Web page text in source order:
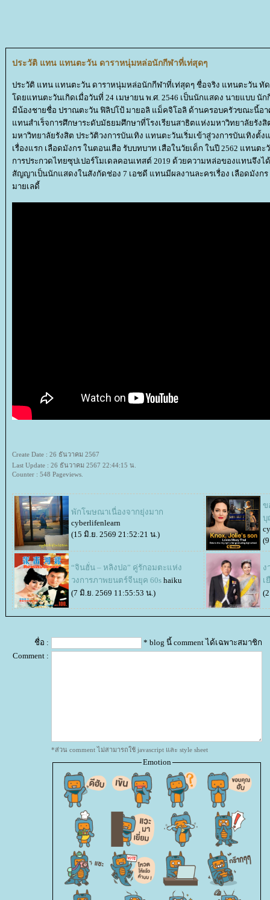
ประวัติ แทน แทนตะวัน ดาราหนุ่มหล่อนักกีฬาที่เท่สุดๆ
ประวัติ แทน แทนตะวัน ดาราหนุ่มหล่อนักกีฬาที่เท่สุดๆ ชื่อจริง แทนตะวัน ทั
ดยแทนตะวันเกิดเมื่อวันที่ 24 เมษายน พ.ศ. 2546 เป็นนักแสดง นายแบบ นั
มีน้องชายชื่อ ปราณตะวัน ฟิลิปโป้ มายอลิ แม็คจิโอลิ ด้านครอบครัวขณะนี้อา
ทนสำเร็จการศึกษาระดับมัธยมศึกษาที่โรงเรียนสาธิตแห่งมหาวิทยาลัยรัง
มหาวิทยาลัยรังสิต ประวัติวงการบันเทิง แทนตะวันเริ่มเข้าสู่วงการบันเทิงตั้
เรื่องแรก เลือดมังกร ในตอนเสือ รับบทบาท เสือในวัยเด็ก ในปี 2562 แทนตะ
การประกวดไทยซุปเปอร์โมเดลคอนเทสต์ 2019 ด้วยความหล่อของแทนจึงไ
สัญญาเป็นนักแสดงในสังกัดช่อง 7 เอชดี แทนมีผลงานละครเรื่อง เลือดมัง
มายเลดี้
Create Date : 26 ธันวาคม 2567
Last Update : 26 ธันวาคม 2567 22:44:15 น.
Counter : 548 Pageviews.
พักโฆษณาเนื่องจากยุ่งมาก
cyberlifenlearn
(15 มิ.ย. 2569 21:52:21 น.)
ข
บุ
“จินฮั่น – หลิงปอ” คู่รักอมตะแห่ง
วงการภาพยนตร์จีนยุค 60s haiku
(7 มิ.ย. 2569 11:55:53 น.)
ง
เ
ชื่อ :
* blog นี้ comment ได้เฉพาะสมาชิก
Comment :
*ส่วน comment ไม่สามารถใช้ javascript และ style sheet
Emotion